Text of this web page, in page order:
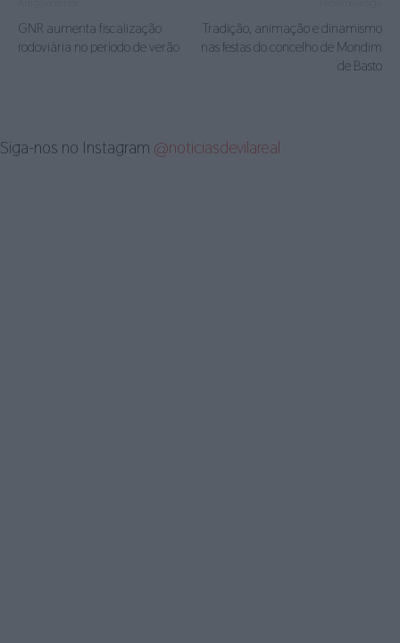
GNR aumenta fiscalização
rodoviária no período de verão
Tradição, animação e dinamismo
nas festas do concelho de Mondim
de Basto
Siga-nos no Instagram @noticiasdevilareal